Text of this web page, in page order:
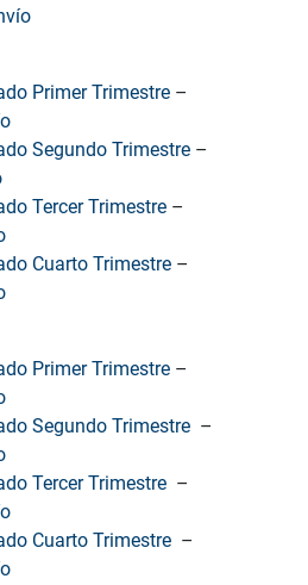
Primer Trimestre –
Segundo Trimestre –
Tercer Trimestre –
Cuarto Trimestre –
Primer Trimestre –
Segundo Trimestre –
Tercer Trimestre –
Cuarto Trimestre –